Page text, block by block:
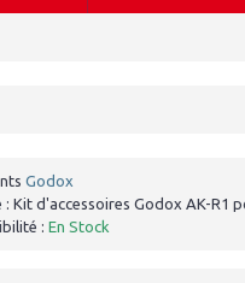
Godox
: Kit d'accessoires Godox AK-R1
: En Stock